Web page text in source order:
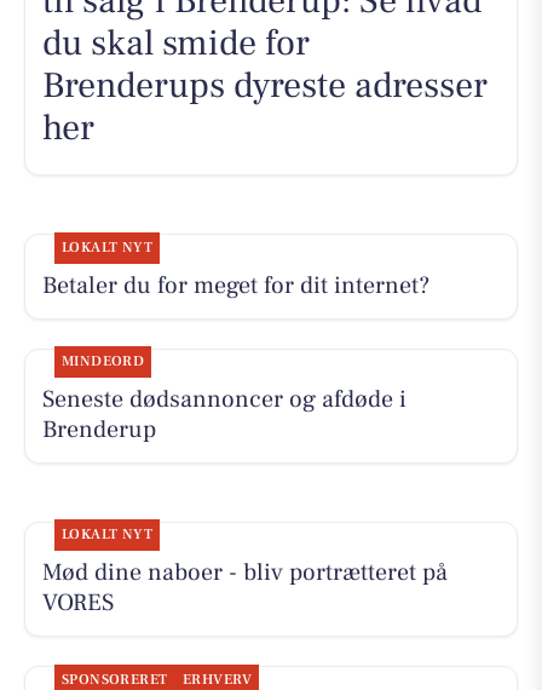
du skal smide for
Brenderups dyreste adresser
her
LOKALT NYT
Betaler du for meget for dit internet?
MINDEORD
Seneste dødsannoncer og afdøde i
Brenderup
LOKALT NYT
Mød dine naboer - bliv portrætteret på
VORES
SPONSORERET ERHVERV